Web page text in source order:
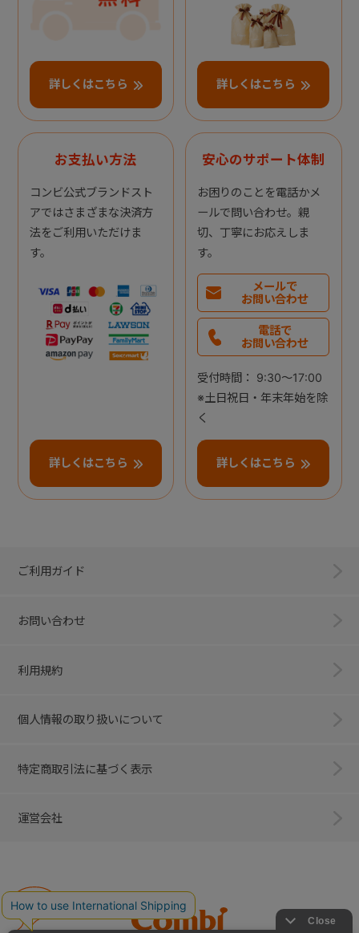
詳しくはこちら 詳しくはこちら
お支払い方法
コンビ公式ブランドスト
アではさまざまな決済方
法をご利用いただけま
す。
詳しくはこちら
安心のサポート体制
お困りのことを電話かメ
ールで問い合わせ。親
切、丁寧にお応えしま
す。
メールで
お問い合わせ
電話で
お問い合わせ
受付時間： 9:30～17:00
※土日祝日・年末年始を除
く
詳しくはこちら
ご利用ガイド
お問い合わせ
利用規約
個人情報の取り扱いについて
特定商取引法に基づく表示
運営会社